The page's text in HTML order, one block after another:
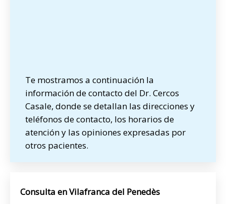
Te mostramos a continuación la
información de contacto del Dr. Cercos
Casale, donde se detallan las direcciones y
teléfonos de contacto, los horarios de
atención y las opiniones expresadas por
otros pacientes.
Consulta en Vilafranca del Penedès